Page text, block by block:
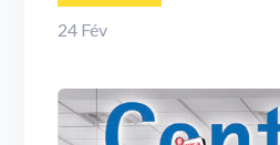
24 Fév